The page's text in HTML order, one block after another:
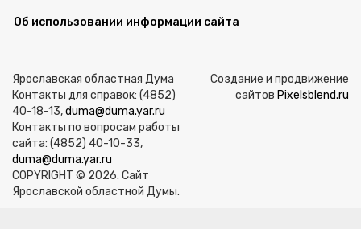
Об использовании информации сайта
Ярославская областная Дума
Контакты для справок: (4852)
40-18-13,duma@duma.yar.ru
Контакты по вопросам работы
сайта: (4852) 40-10-33,
duma@duma.yar.ru
COPYRIGHT © 2026. Сайт
Ярославской областной Думы.
Создание и продвижение
сайтов Pixelsblend.ru